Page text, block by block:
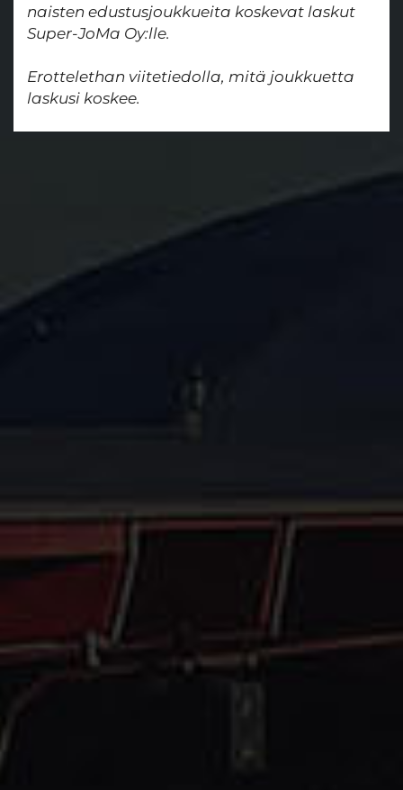
naisten edustusjoukkueita koskevat laskut
Super-JoMa Oy:lle.
​​​​​​​Erottelethan viitetiedolla, mitä joukkuetta
laskusi koskee.